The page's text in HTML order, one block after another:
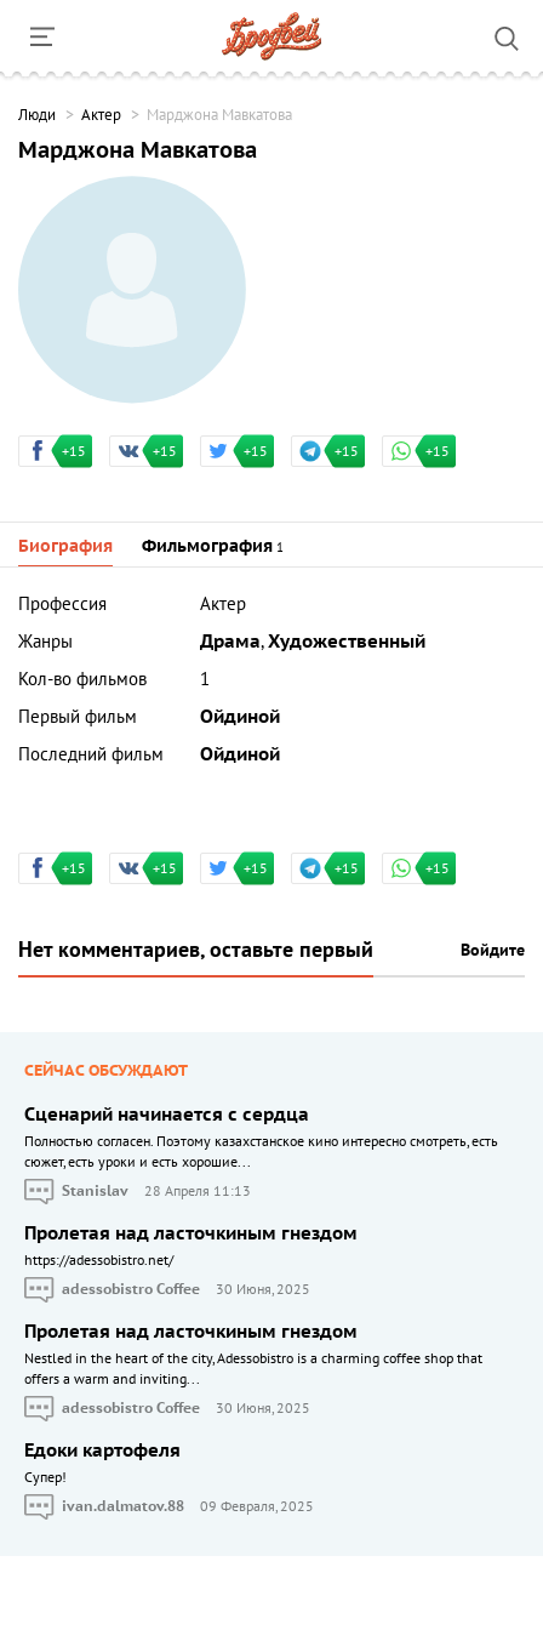
Люди Актер Марджона Мавкатова
Марджона Мавкатова
+15 +15 +15 +15 +15
Биография Фильмография 1
Профессия
Актер
Жанры
Драма,Художественный
Кол-во фильмов
1
Первый фильм
Ойдиной
Последний фильм
Ойдиной
+15 +15 +15 +15 +15
Нет комментариев, оставьте первый Войдите
СЕЙЧАС ОБСУЖДАЮТ
Сценарий начинается с сердца
Полностью согласен. Поэтому казахстанское кино интересно смотреть, есть
сюжет, есть уроки и есть хорошие...
Stanislav
28 Апреля 11:13
Пролетая над ласточкиным гнездом
https://adessobistro.net/
adessobistro Coffee
30 Июня, 2025
Пролетая над ласточкиным гнездом
Nestled in the heart of the city, Adessobistro is a charming coffee shop that
offers a warm and inviting...
adessobistro Coffee
30 Июня, 2025
Едоки картофеля
Cупер!
ivan.dalmatov.88
09 Февраля, 2025